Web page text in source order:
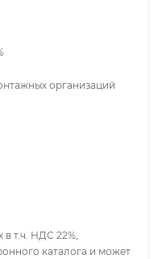
организаций
в т.ч. НДС 22%,
каталога и может